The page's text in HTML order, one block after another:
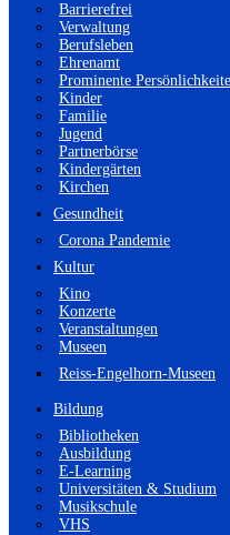
Barrierefrei
Verwaltung
Berufsleben
Ehrenamt
Prominente
Kinder
Familie
Jugend
Partnerbörse
Kindergärten
Kirchen
Gesundheit
Corona Pandemie
Kultur
Kino
Konzerte
Veranstaltungen
Museen
Reiss-Engelhorn-Museen
Bildung
Bibliotheken
Ausbildung
E-Learning
Universitäten & Studium
Musikschule
VHS